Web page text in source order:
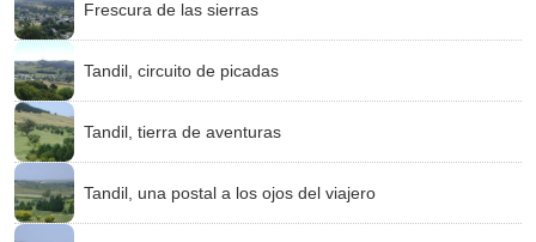
Frescura de las sierras
Tandil, circuito de picadas
Tandil, tierra de aventuras
Tandil, una postal a los ojos del viajero